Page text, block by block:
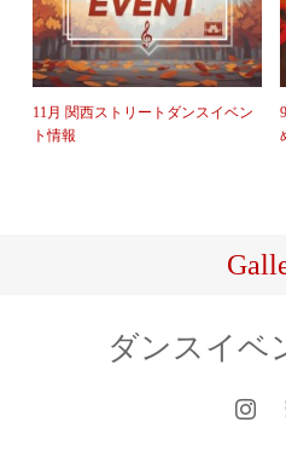
11月 関西ストリートダンスイベン
ト情報
ダンスイベ